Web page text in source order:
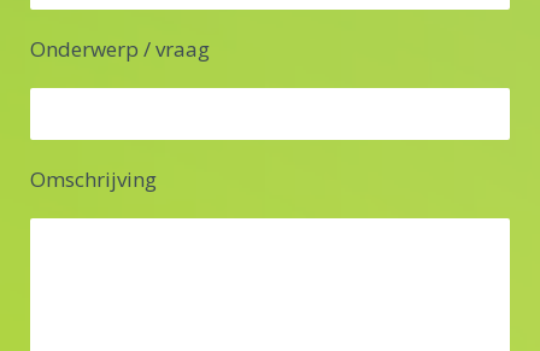
Onderwerp / vraag
Omschrijving